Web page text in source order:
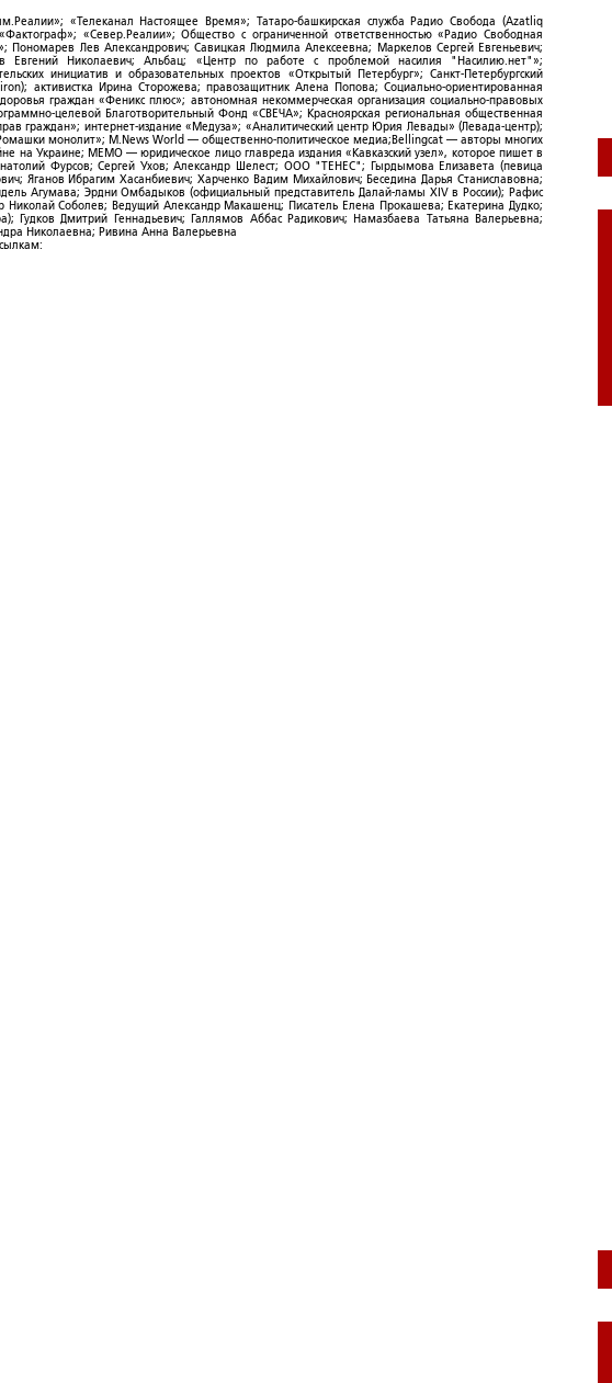
«Телеканал Настоящее Время»; Татаро-башкирская служба Радио Свобода (Azatliq
«Север.Реалии»; Общество с ограниченной ответственностью «Радио Свободная
Пономарев Лев Александрович; Савицкая Людмила Алексеевна; Маркелов Сергей Евгеньевич;
Евгений Николаевич; Альбац; «Центр по работе с проблемой насилия "Насилию.нет"»;
инициатив и образовательных проектов «Открытый Петербург»; Санкт-Петербургский
активистка Ирина Сторожева; правозащитник Алена Попова; Социально-ориентированная
граждан «Феникс плюс»; автономная некоммерческая организация социально-правовых
целевой Благотворительный Фонд «СВЕЧА»; Красноярская региональная общественная
граждан»; интернет-издание «Медуза»; «Аналитический центр Юрия Левады» (Левада-центр);
монолит»; M.News World — общественно-политическое медиа;Bellingcat — авторы многих
на Украине; МЕМО — юридическое лицо главреда издания «Кавказский узел», которое пишет в
Фурсов; Сергей Ухов; Александр Шелест; ООО "ТЕНЕС"; Гырдымова Елизавета (певица
Яганов Ибрагим Хасанбиевич; Харченко Вадим Михайлович; Беседина Дарья Станиславовна;
Агумава; Эрдни Омбадыков (официальный представитель Далай-ламы XIV в России); Рафис
Соболев; Ведущий Александр Макашенц; Писатель Елена Прокашева; Екатерина Дудко;
Дмитрий Геннадьевич; Галлямов Аббас Радикович; Намазбаева Татьяна Валерьевна;
Николаевна; Ривина Анна Валерьевна